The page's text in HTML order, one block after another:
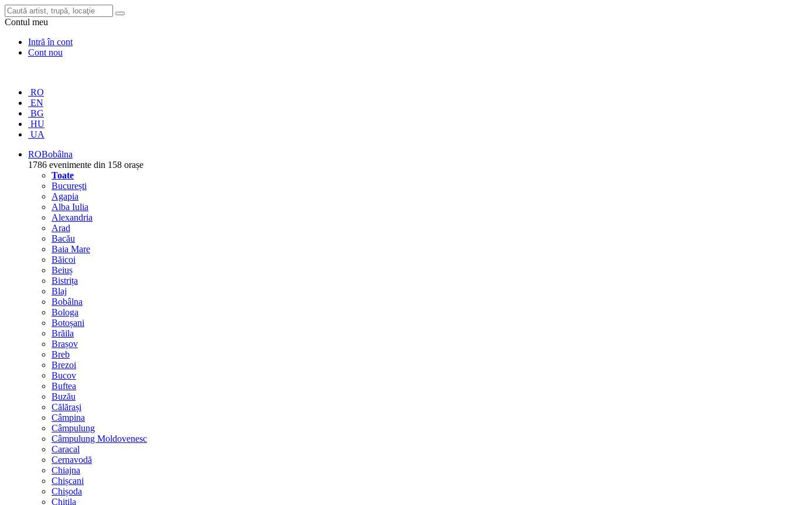
Contul meu
Intră în cont
Cont nou
RO
EN
BG
HU
UA
ROBobâlna
1786 evenimente din 158 orașe
Toate
București
Agapia
Alba Iulia
Alexandria
Arad
Bacău
Baia Mare
Băicoi
Beiuș
Bistrița
Blaj
Bobâlna
Bologa
Botoșani
Brăila
Brașov
Breb
Brezoi
Bucov
Buftea
Buzău
Călărași
Câmpina
Câmpulung
Câmpulung Moldovenesc
Caracal
Cernavodă
Chiajna
Chișcani
Chișoda
Chitila